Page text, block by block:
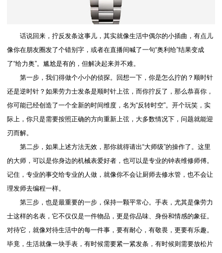
话说回来，拧反发条这事儿，其实就像生活中偶尔的小插曲，有点儿
像你在朋友圈发了个错别字，或者在直播间喊了一句“奥利给”结果变成
了“给力奥”。尴尬是有的，但解决起来并不难。
第一步，我们得做个小小的侦探。回想一下，你是怎么拧的？顺时针
还是逆时针？如果劳力士发条是顺时针上弦，而你拧反了，那么恭喜你，
你可能已经创造了一个全新的时间维度，名为“反转时空”。开个玩笑，实
际上，你只是需要按照正确的方向重新上弦，大多数情况下，问题就能迎
刃而解。
第二步，如果上述方法无效，那你就得请出“大师级”的操作了。这里
的大师，可以是你身边的机械表爱好者，也可以是专业的钟表维修师傅。
记住，专业的事交给专业的人做，就像你不会让厨师去修水管，也不会让
理发师去编程一样。
第三步，也是最重要的一步，保持一颗平常心。手表，尤其是像劳力
士这样的名表，它不仅仅是一件物品，更是你品味、身份和情感的象征。
对待它，就像对待生活中的每一件事，要有耐心，有敬畏，更要有乐趣。
毕竟，生活就像一块手表，有时候需要紧一紧发条，有时候则需要放松片